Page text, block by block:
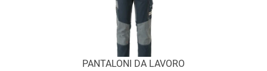
PANTALONI DA LAVORO